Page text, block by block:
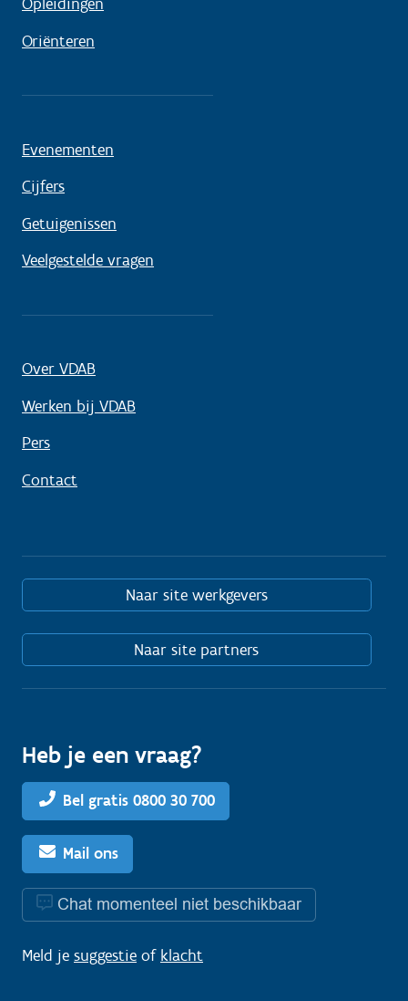
Oriënteren
Evenementen
Cijfers
Getuigenissen
Veelgestelde vragen
Over VDAB
Werken bij VDAB
Pers
Contact
Naar site werkgevers
Naar site partners
Heb je een vraag?
Bel gratis 0800 30 700
Mail ons
Chat momenteel niet beschikbaar
Meld je suggestie of klacht